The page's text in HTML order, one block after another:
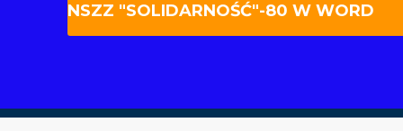
NSZZ "SOLIDARNOŚĆ"-80 W WORD